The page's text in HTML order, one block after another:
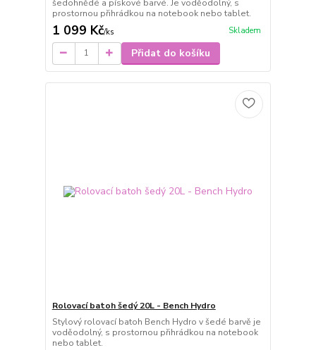
šedohnědé a pískové barvé. Je voděodolný, s
prostornou přihrádkou na notebook nebo tablet.
1 099 Kč/ks Skladem
Přidat do košíku
Rolovací batoh šedý 20L - Bench Hydro
Stylový rolovací batoh Bench Hydro v šedé barvě je
voděodolný, s prostornou přihrádkou na notebook
nebo tablet.